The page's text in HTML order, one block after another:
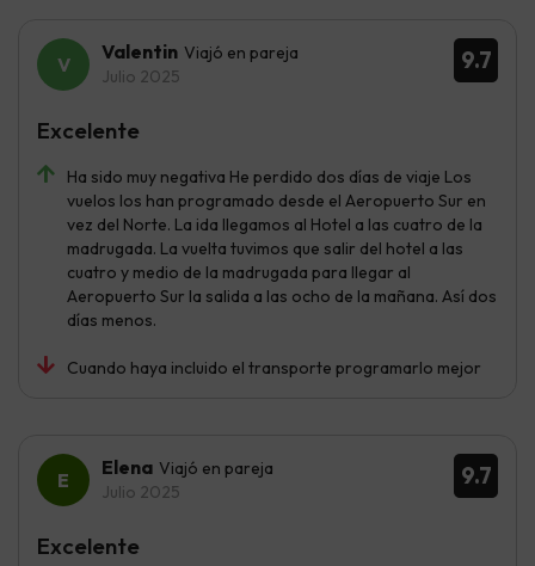
9.7
Valentin Viajó en pareja
Julio 2025
Ha sido muy negativa He perdido dos días de viaje Los
vuelos los han programado desde el Aeropuerto Sur en
vez del Norte. La ida llegamos al Hotel a las cuatro de la
madrugada. La vuelta tuvimos que salir del hotel a las
cuatro y medio de la madrugada para llegar al
Aeropuerto Sur la salida a las ocho de la mañana. Así dos
días menos.
Cuando haya incluido el transporte programarlo mejor
Excelente
9.7
Elena Viajó en pareja
Julio 2025
Excelente